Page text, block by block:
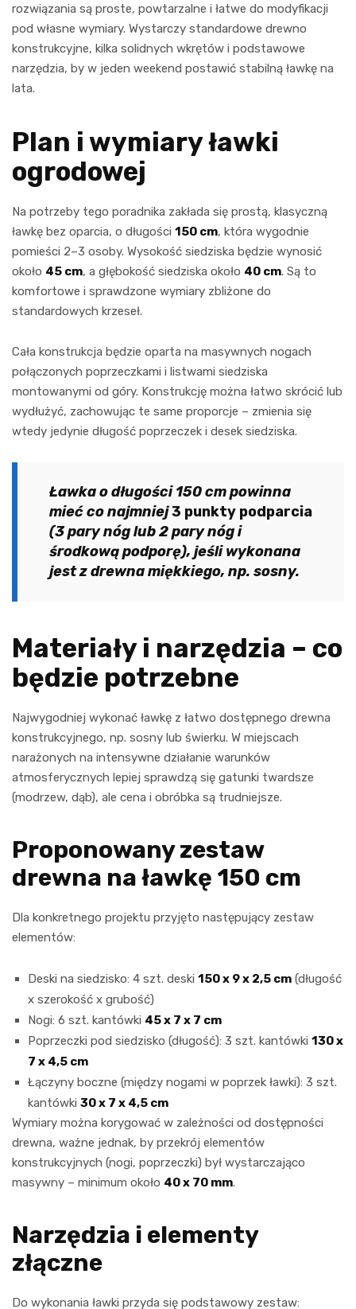
rozwiązania są proste, powtarzalne i łatwe do modyfikacji
pod własne wymiary. Wystarczy standardowe drewno
konstrukcyjne, kilka solidnych wkrętów i podstawowe
narzędzia, by w jeden weekend postawić stabilną ławkę na
lata.
Plan i wymiary ławki
ogrodowej
Na potrzeby tego poradnika zakłada się prostą, klasyczną
ławkę bez oparcia, o długości 150 cm, która wygodnie
pomieści 2–3 osoby. Wysokość siedziska będzie wynosić
około 45 cm, a głębokość siedziska około 40 cm. Są to
komfortowe i sprawdzone wymiary zbliżone do
standardowych krzeseł.
Cała konstrukcja będzie oparta na masywnych nogach
połączonych poprzeczkami i listwami siedziska
montowanymi od góry. Konstrukcję można łatwo skrócić lub
wydłużyć, zachowując te same proporcje – zmienia się
wtedy jedynie długość poprzeczek i desek siedziska.
Ławka o długości 150 cm powinna
mieć co najmniej3 punkty podparcia
(3 pary nóg lub 2 pary nóg i
środkową podporę), jeśli wykonana
jest z drewna miękkiego, np. sosny.
Materiały i narzędzia – co
będzie potrzebne
Najwygodniej wykonać ławkę z łatwo dostępnego drewna
konstrukcyjnego, np. sosny lub świerku. W miejscach
narażonych na intensywne działanie warunków
atmosferycznych lepiej sprawdzą się gatunki twardsze
(modrzew, dąb), ale cena i obróbka są trudniejsze.
Proponowany zestaw
drewna na ławkę 150 cm
Dla konkretnego projektu przyjęto następujący zestaw
elementów:
Deski na siedzisko: 4 szt. deski 150 x 9 x 2,5 cm (długość
x szerokość x grubość)
Nogi: 6 szt. kantówki 45 x 7 x 7 cm
Poprzeczki pod siedzisko (długość): 3 szt. kantówki 130 x
7 x 4,5 cm
Łączyny boczne (między nogami w poprzek ławki): 3 szt.
kantówki 30 x 7 x 4,5 cm
Wymiary można korygować w zależności od dostępności
drewna, ważne jednak, by przekrój elementów
konstrukcyjnych (nogi, poprzeczki) był wystarczająco
masywny – minimum około 40 x 70 mm.
Narzędzia i elementy
złączne
Do wykonania ławki przyda się podstawowy zestaw: